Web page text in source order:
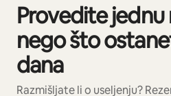
Provedite
nego što
dana
Razmišljate li o useljenju?
Prikazano 0 od 0 stavki